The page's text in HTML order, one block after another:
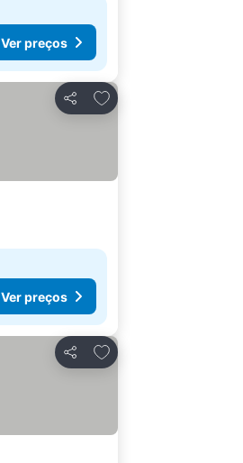
Ver preços
Partilhar
Adicionar aos favoritos
Ver preços
Partilhar
Adicionar aos favoritos